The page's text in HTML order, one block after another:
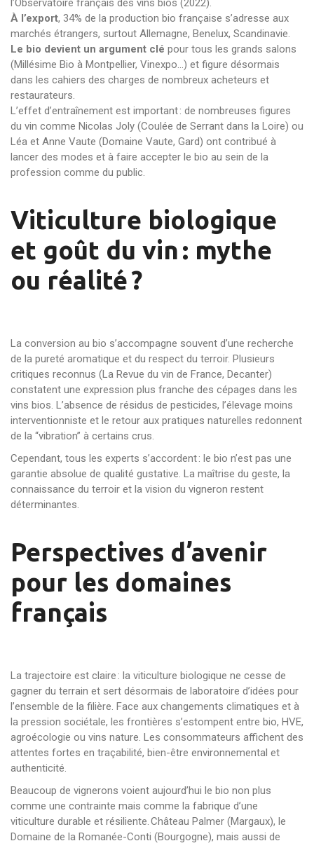
l’Observatoire français des vins bios (2022).
À l’export, 34% de la production bio française s’adresse aux
marchés étrangers, surtout Allemagne, Benelux, Scandinavie.
Le bio devient un argument clé pour tous les grands salons
(Millésime Bio à Montpellier, Vinexpo…) et figure désormais
dans les cahiers des charges de nombreux acheteurs et
restaurateurs.
L’effet d’entraînement est important : de nombreuses figures
du vin comme Nicolas Joly (Coulée de Serrant dans la Loire) ou
Léa et Anne Vaute (Domaine Vaute, Gard) ont contribué à
lancer des modes et à faire accepter le bio au sein de la
profession comme du public.
Viticulture biologique
et goût du vin : mythe
ou réalité ?
La conversion au bio s’accompagne souvent d’une recherche
de la pureté aromatique et du respect du terroir. Plusieurs
critiques reconnus (La Revue du vin de France, Decanter)
constatent une expression plus franche des cépages dans les
vins bios. L’absence de résidus de pesticides, l’élevage moins
interventionniste et le retour aux pratiques naturelles redonnent
de la “vibration” à certains crus.
Cependant, tous les experts s’accordent : le bio n’est pas une
garantie absolue de qualité gustative. La maîtrise du geste, la
connaissance du terroir et la vision du vigneron restent
déterminantes.
Perspectives d’avenir
pour les domaines
français
La trajectoire est claire : la viticulture biologique ne cesse de
gagner du terrain et sert désormais de laboratoire d’idées pour
l’ensemble de la filière. Face aux changements climatiques et à
la pression sociétale, les frontières s’estompent entre bio, HVE,
agroécologie ou vins nature. Les consommateurs affichent des
attentes fortes en traçabilité, bien-être environnemental et
authenticité.
Beaucoup de vignerons voient aujourd’hui le bio non plus
comme une contrainte mais comme la fabrique d’une
viticulture durable et résiliente. Château Palmer (Margaux), le
Domaine de la Romanée-Conti (Bourgogne), mais aussi de